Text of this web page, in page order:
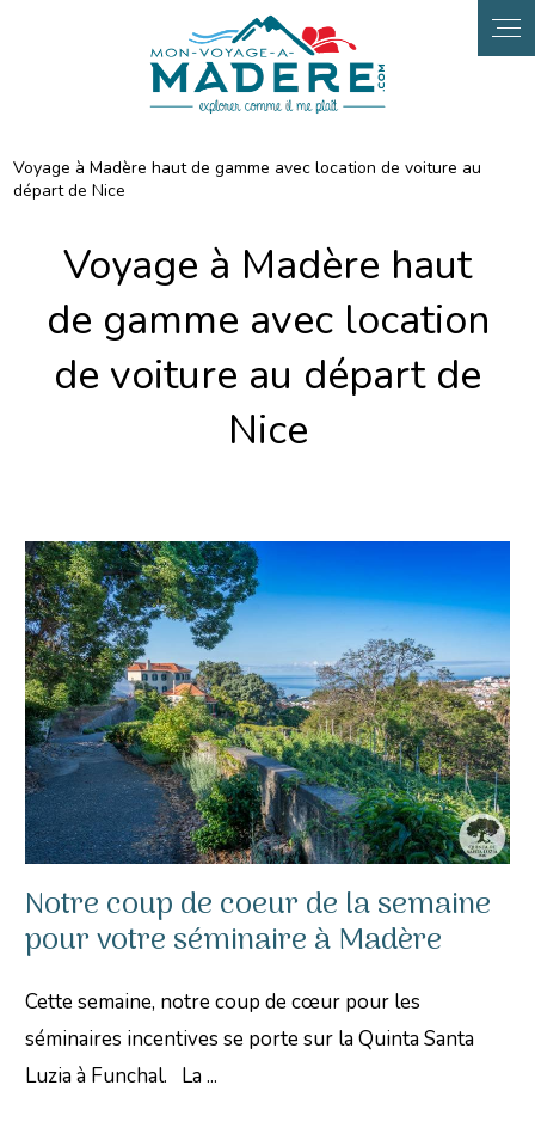
Voyage à Madère haut de gamme avec location de voiture au
départ de Nice
Voyage à Madère haut
de gamme avec location
de voiture au départ de
Nice
Notre coup de coeur de la semaine
pour votre séminaire à Madère
Cette semaine, notre coup de cœur pour les
séminaires incentives se porte sur la Quinta Santa
Luzia à Funchal. La ...
Panneau de gestion des cookies